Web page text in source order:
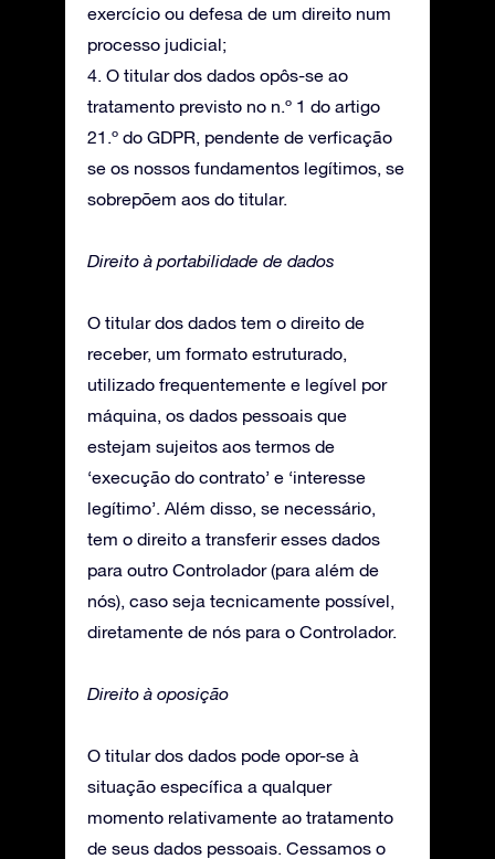
exercício ou defesa de um direito num
processo judicial;
4. O titular dos dados opôs-se ao
tratamento previsto no n.º 1 do artigo
21.º do GDPR, pendente de verficação
se os nossos fundamentos legítimos, se
sobrepõem aos do titular.
Direito à portabilidade de dados
O titular dos dados tem o direito de
receber, um formato estruturado,
utilizado frequentemente e legível por
máquina, os dados pessoais que
estejam sujeitos aos termos de
‘execução do contrato’ e ‘interesse
legítimo’. Além disso, se necessário,
tem o direito a transferir esses dados
para outro Controlador (para além de
nós), caso seja tecnicamente possível,
diretamente de nós para o Controlador.
Direito à oposição
O titular dos dados pode opor-se à
situação específica a qualquer
momento relativamente ao tratamento
de seus dados pessoais. Cessamos o